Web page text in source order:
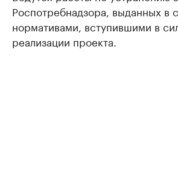
Роспотребнадзора, выданных в
нормативами, вступившими в
реализации проекта.